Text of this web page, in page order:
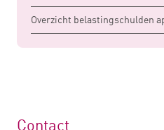
Overzicht belastingschulden
Contact